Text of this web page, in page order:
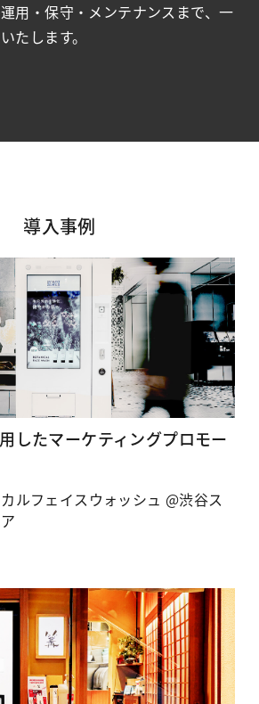
用・保守・メンテナンスまで、一
たします。
導入事例
したマーケティングプロモー
ルフェイスウォッシュ @渋谷ス